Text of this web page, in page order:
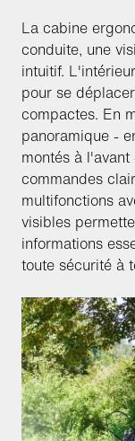
La cabine
conduite, une
intuitif.
pour se
compactes. En
panoramique -
montés à
commandes
multifonctions
visibles
informations
toute sécurité à